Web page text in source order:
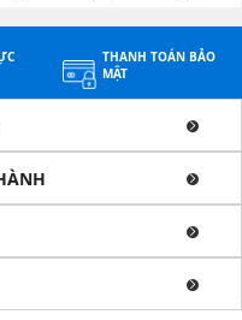
THANH TOÁN BẢO
MẬT